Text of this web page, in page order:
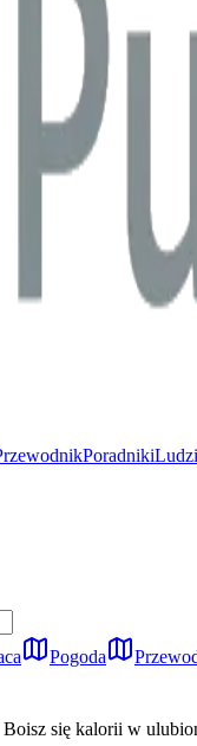
Poradniki
Pogoda
Boisz się kalorii w